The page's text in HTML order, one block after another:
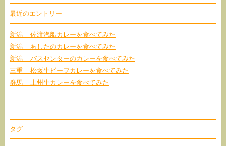
最近のエントリー
新潟 – 佐渡汽船カレーを食べてみた
新潟 – あしたのカレーを食べてみた
新潟 – バスセンターのカレーを食べてみた
三重 – 松坂牛ビーフカレーを食べてみた
群馬 – 上州牛カレーを食べてみた
タグ